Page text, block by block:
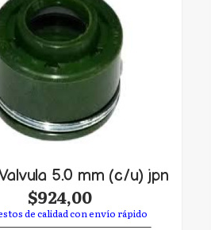
5.0 mm (c/u) jpn
$924,00
de calidad con envío rápido